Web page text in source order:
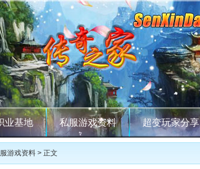
业基地 私服游戏资料 超变玩家分享
游戏资料 > 正文